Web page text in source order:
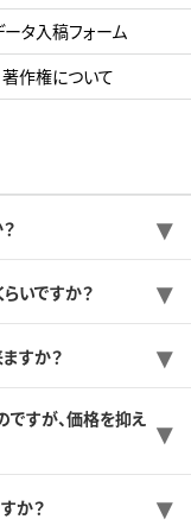
ータ入稿フォーム
著作権について
いですか？
すか？
ですが、価格を抑え
か？